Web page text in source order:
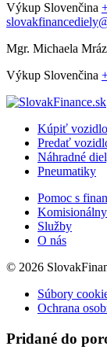
Výkup Slovenčina
Mgr. Michaela
Výkup Slovenčina
Kúpiť vozidlo
Predať
Náhradné
Pneumatiky
Pomoc s
Služby
O nás
© 2026
Súbory
Ochrana
Pridané do